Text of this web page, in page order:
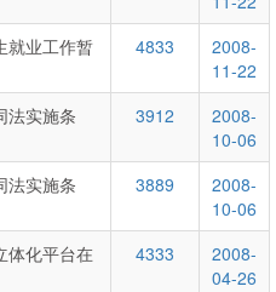
就业工作暂
4833
2008-
11-22
法实施条
3912
2008-
10-06
法实施条
3889
2008-
10-06
体化平台在
4333
2008-
04-26